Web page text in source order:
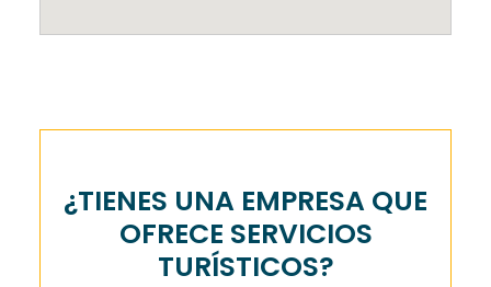
¿TIENES UNA EMPRESA QUE
OFRECE SERVICIOS
TURÍSTICOS?